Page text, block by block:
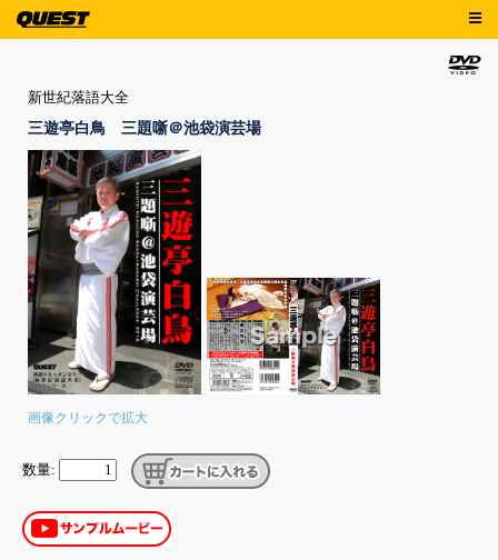
新世紀落語大全
三遊亭白鳥 三題噺＠池袋演芸場
画像クリックで拡大
数量: